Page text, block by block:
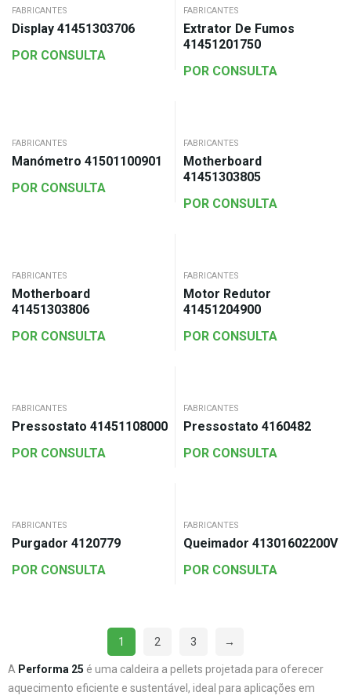
FABRICANTES
Display 41451303706
POR CONSULTA
FABRICANTES
Extrator De Fumos
41451201750
POR CONSULTA
FABRICANTES
Manómetro 41501100901
POR CONSULTA
FABRICANTES
Motherboard
41451303805
POR CONSULTA
FABRICANTES
Motherboard
41451303806
POR CONSULTA
FABRICANTES
Motor Redutor
41451204900
POR CONSULTA
FABRICANTES
Pressostato 41451108000
POR CONSULTA
FABRICANTES
Pressostato 4160482
POR CONSULTA
FABRICANTES
Purgador 4120779
POR CONSULTA
FABRICANTES
Queimador 41301602200V
POR CONSULTA
1 2 3 →
A Performa 25 é uma caldeira a pellets projetada para oferecer
aquecimento eficiente e sustentável, ideal para aplicações em